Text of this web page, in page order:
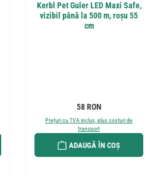
Kerbl Pet Guler LED Maxi Safe,
vizibil până la 500 m, roșu 55
cm
Preț obișnuit:
58 RON
Prețuri cu TVA inclus, plus costuri de
transport
ADAUGĂ ÎN COȘ